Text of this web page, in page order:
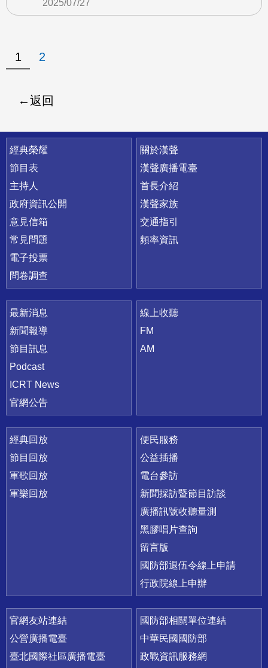
2025/07/27
1 2
返回
快速連結
經典榮耀
節目表
主持人
政府資訊公開
意見信箱
常見問題
電子投票
問卷調查
關於漢聲
漢聲廣播電臺
首長介紹
漢聲家族
交通指引
頻率資訊
最新消息
新聞報導
節目訊息
Podcast
ICRT News
官網公告
線上收聽
FM
AM
經典回放
節目回放
軍歌回放
軍樂回放
便民服務
公益插播
電台參訪
新聞採訪暨節目訪談
廣播訊號收聽量測
黑膠唱片查詢
留言版
國防部退伍令線上申請
行政院線上申辦
官網友站連結
公營廣播電臺
臺北國際社區廣播電臺
國防部相關單位連結
中華民國國防部
政戰資訊服務網